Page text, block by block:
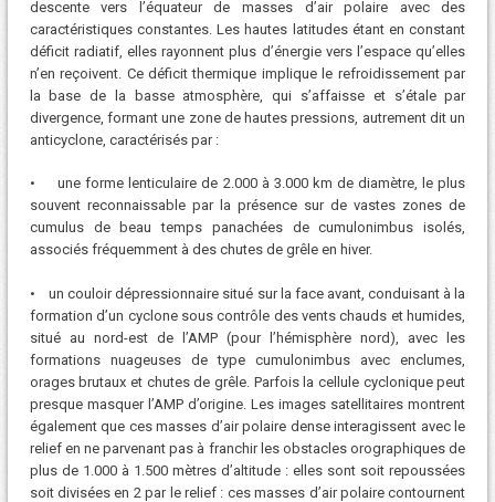
descente vers l’équateur de masses d’air polaire avec des
caractéristiques constantes. Les hautes latitudes étant en constant
déficit radiatif, elles rayonnent plus d’énergie vers l’espace qu’elles
n’en reçoivent. Ce déficit thermique implique le refroidissement par
la base de la basse atmosphère, qui s’affaisse et s’étale par
divergence, formant une zone de hautes pressions, autrement dit un
anticyclone, caractérisés par :
• une forme lenticulaire de 2.000 à 3.000 km de diamètre, le plus
souvent reconnaissable par la présence sur de vastes zones de
cumulus de beau temps panachées de cumulonimbus isolés,
associés fréquemment à des chutes de grêle en hiver.
• un couloir dépressionnaire situé sur la face avant, conduisant à la
formation d’un cyclone sous contrôle des vents chauds et humides,
situé au nord-est de l’AMP (pour l’hémisphère nord), avec les
formations nuageuses de type cumulonimbus avec enclumes,
orages brutaux et chutes de grêle. Parfois la cellule cyclonique peut
presque masquer l’AMP d’origine. Les images satellitaires montrent
également que ces masses d’air polaire dense interagissent avec le
relief en ne parvenant pas à franchir les obstacles orographiques de
plus de 1.000 à 1.500 mètres d’altitude : elles sont soit repoussées
soit divisées en 2 par le relief : ces masses d’air polaire contournent